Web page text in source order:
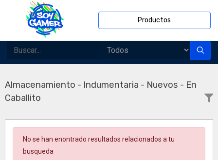
Productos
Almacenamiento - Indumentaria - Nuevos - En
Caballito
No se han enontrado resultados relacionados a tu
busqueda